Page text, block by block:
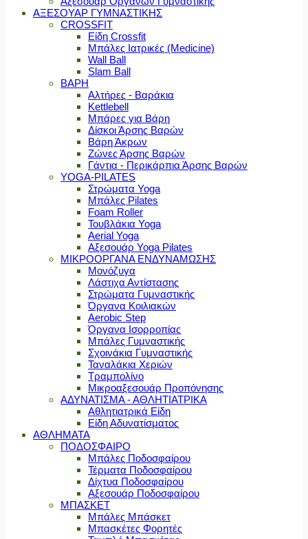
ΑΞΕΣΟΥΑΡ ΓΥΜΝΑΣΤΙΚΗΣ
CROSSFIT
Είδη Crossfit
Μπάλες Ιατρικές (Medicine)
Wall Ball
Slam Ball
ΒΑΡΗ
Αλτήρες - Βαράκια
Kettlebell
Μπάρες για Βάρη
Δίσκοι Άρσης Βαρών
Βάρη Άκρων
Ζώνες Άρσης Βαρών
Γάντια - Περικάρπια Άρσης Βαρών
YOGA-PILATES
Στρώματα Yoga
Μπάλες Pilates
Foam Roller
Τουβλάκια Yoga
Aerial Yoga
Αξεσουάρ Yoga Pilates
ΜΙΚΡΟΟΡΓΑΝΑ ΕΝΔΥΝΑΜΩΣΗΣ
Μονόζυγα
Λάστιχα Αντίστασης
Στρώματα Γυμναστικής
Όργανα Κοιλιακών
Aerobic Step
Όργανα Ισορροπίας
Μπάλες Γυμναστικής
Σχοινάκια Γυμναστικής
Ταναλάκια Χεριών
Τραμπολίνο
Μικροαξεσουάρ Προπόνησης
ΑΔΥΝΑΤΙΣΜΑ - ΑΘΛΗΤΙΑΤΡΙΚΑ
Αθλητιατρικά Είδη
Είδη Αδυνατίσματος
ΑΘΛΗΜΑΤΑ
ΠΟΔΟΣΦΑΙΡΟ
Μπάλες Ποδοσφαίρου
Τέρματα Ποδοσφαίρου
Δίχτυα Ποδοσφαίρου
Αξεσουάρ Ποδοσφαίρου
ΜΠΑΣΚΕΤ
Μπάλες Μπάσκετ
Μπασκέτες Φορητές